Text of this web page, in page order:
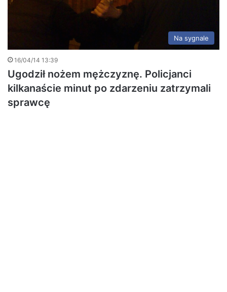
Na sygnale
16/04/14 13:39
Ugodził nożem mężczyznę. Policjanci
kilkanaście minut po zdarzeniu zatrzymali
sprawcę